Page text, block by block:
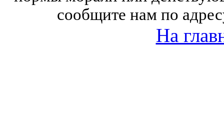
сообщите нам по
На